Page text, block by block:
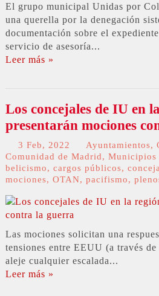
El grupo municipal Unidas por
una querella por la denegación
documentación sobre el
servicio de asesoría...
Leer más »
Los concejales de IU en
presentarán mociones
3 Feb, 2022 Ayuntamientos,
Comunidad de Madrid, Municipios
belicismo, cargos públicos,
mociones, OTAN, pacifismo,
Las mociones solicitan una
tensiones entre EEUU (a través
aleje cualquier escalada...
Leer más »